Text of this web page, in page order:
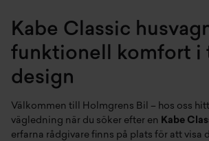
Kabe Classic
funktionell komfort i
design
Välkommen till Holmgrens Bil – hos oss
vägledning när du söker efter en Kabe
erfarna rådgivare finns på plats för att visa